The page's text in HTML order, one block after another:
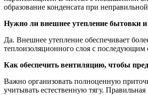
образование конденсата при
Нужно ли внешнее утепление бытовки и
Да. Внешнее утепление обеспечивает
теплоизоляционного слоя с
Как обеспечить вентиляцию, чтобы
Важно организовать полноценную
учитывать естественную тягу.